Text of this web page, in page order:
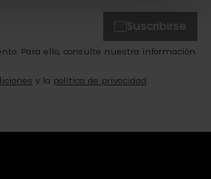
Suscribirse
Para ello, consulte nuestra información
y la política de privacidad